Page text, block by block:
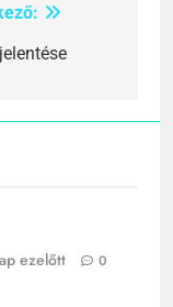
ezelőtt 0